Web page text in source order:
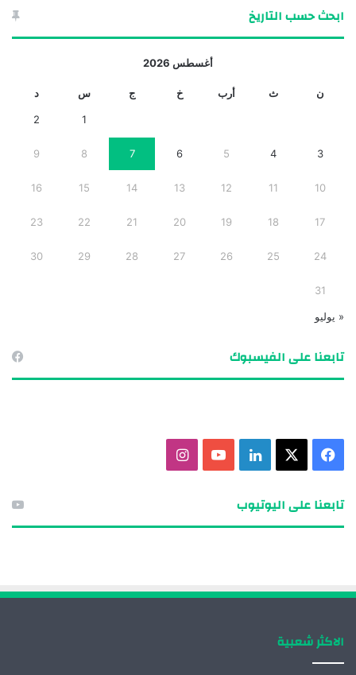
ابحث حسب التاريخ
أغسطس 2026
ن ث أرب خ ج س د
1
2
3
4
5
6
7
8
9
10
11
12
13
14
15
16
17
18
19
20
21
22
23
24
25
26
27
28
29
30
31
« يوليو
تابعنا على الفيسبوك
تابعنا على اليوتيوب
الاكثر شعبية